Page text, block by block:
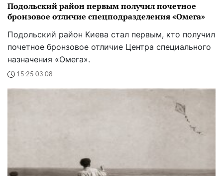
Подольский район первым получил почетное
бронзовое отличие спецподразделения «Омега»
Подольский район Киева стал первым, кто получил
почетное бронзовое отличие Центра специального
назначения «Омега».
15:25 03.08